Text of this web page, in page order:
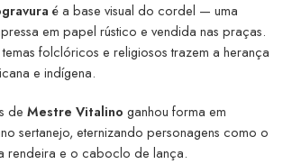
é a base visual do cordel — uma
em papel rústico e vendida nas praças.
folclóricos e religiosos trazem a herança
e indígena.
de Mestre Vitalino ganhou forma em
sertanejo, eternizando personagens como o
rendeira e o caboclo de lança.